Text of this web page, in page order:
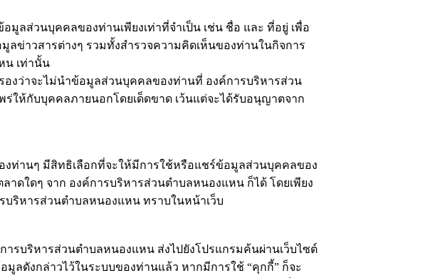
ส่วนบุคคลของท่านเพียงเท่าที่จำเป็น เช่น ชื่อ และ ที่อยู่ เพื่อ
ข่าวสารต่างๆ รวมทั้งสำรวจความคิดเห็นของท่านในกิจการ
น เท่านั้น
ว่าจะไม่นำข้อมูลส่วนบุคคลของท่านที่ องค์การบริหารส่วน
ร่ให้กับบุคคลภายนอกโดยเด็ดขาด เว้นแต่จะได้รับอนุญาตจาก
านๆ มีสิทธิเลือกที่จะให้มีการใช้หรือแชร์ข้อมูลส่วนบุคคลของ
าดใดๆ จาก องค์การบริหารส่วนตำบลหนองแหน ก็ได้ โดยเพียง
บริหารส่วนตำบลหนองแหน ทราบในหน้าเว็บ
ารบริหารส่วนตำบลหนองแหน ส่งไปยังโปรแกรมค้นผ่านเว็บไซต์
มูลดังกล่าวไว้ในระบบของท่านแล้ว หากมีการใช้ “คุกกี้” ก็จะ